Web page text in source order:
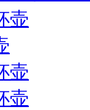
壶
壶
壶